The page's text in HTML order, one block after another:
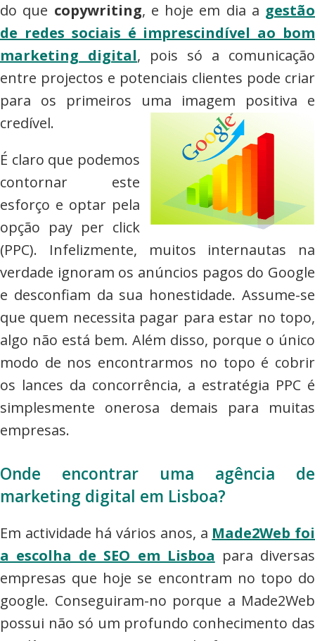
do que copywriting, e hoje em dia a gestão
de redes sociais é imprescindível ao bom
marketing digital, pois só a comunicação
entre projectos e potenciais clientes pode criar
para os primeiros uma imagem positiva e
credível.
É claro que podemos
contornar este
esforço e optar pela
opção pay per click
(PPC). Infelizmente, muitos internautas na
verdade ignoram os anúncios pagos do Google
e desconfiam da sua honestidade. Assume-se
que quem necessita pagar para estar no topo,
algo não está bem. Além disso, porque o único
modo de nos encontrarmos no topo é cobrir
os lances da concorrência, a estratégia PPC é
simplesmente onerosa demais para muitas
empresas.
Onde encontrar uma agência de
marketing digital em Lisboa?
Em actividade há vários anos, a Made2Web foi
a escolha de SEO em Lisboa para diversas
empresas que hoje se encontram no topo do
google. Conseguiram-no porque a Made2Web
possui não só um profundo conhecimento das